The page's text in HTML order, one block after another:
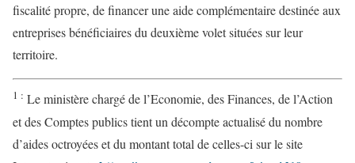
fiscalité propre, de financer une aide complémentaire destinée aux
entreprises bénéficiaires du deuxième volet situées sur leur
territoire.
1 : Le ministère chargé de l’Economie, des Finances, de l’Action
et des Comptes publics tient un décompte actualisé du nombre
d’aides octroyées et du montant total de celles-ci sur le site